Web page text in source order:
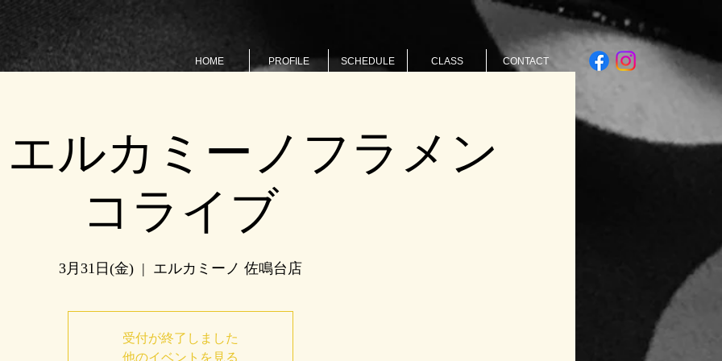
HOME PROFILE SCHEDULE CLASS CONTACT
ルカミーノフラメン
コライブ
3月31日(金)
  |
エルカミーノ 佐鳴台店
受付が終了しました
他のイベントを見る